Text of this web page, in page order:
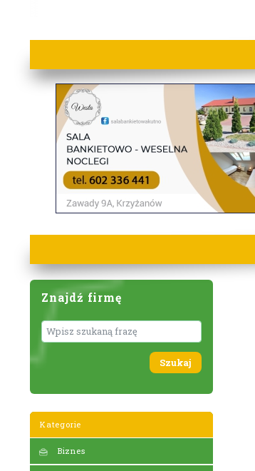
Znajdź firmę
Wyszukaj
Kategorie
Biznes